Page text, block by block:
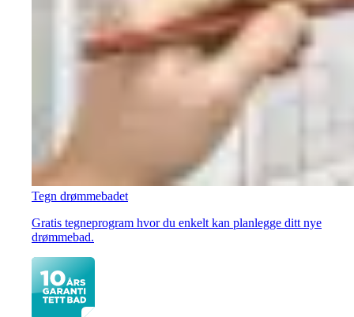
Tegn drømmebadet
Gratis tegneprogram hvor du enkelt kan planlegge ditt nye
drømmebad.